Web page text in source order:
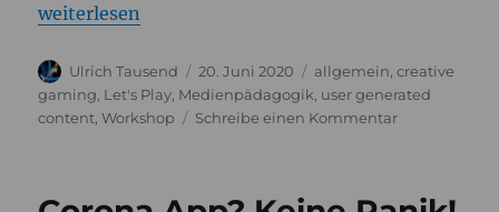
„Faszinierend? Youtube für Medienpädagogen“
weiterlesen
Autor
Ulrich Tausend
Veröffentlicht
am
20. Juni 2020 Kategorien
allgemein ,creative
gaming Let's Play Medienpädagogik user generated
content ,Workshop Schreibe einen Kommentarzu